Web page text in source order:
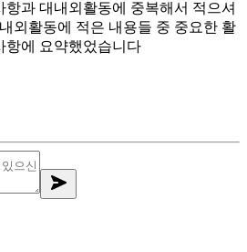
항과 대내외활동에 중복해서 적으셔
외활동에 적은 내용들 중 중요한 활
항에 요약했었습니다